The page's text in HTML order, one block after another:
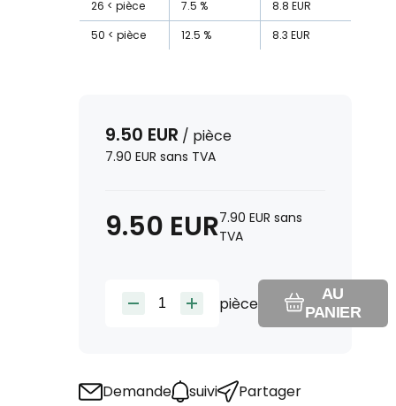
26 pièce 7.5 % 8.8 EUR
50
pièce 12.5 % 8.3 EUR
9.50 EUR / pièce
7.90 EUR sans TVA
9.50 EUR7.90 EUR sans
TVA
pièce
AU
PANIER
Demande suivi Partager